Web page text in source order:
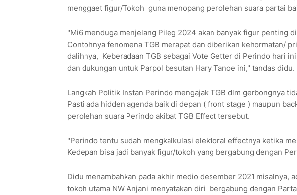
menggaet figur/Tokoh guna menopang perolehan suara partai
"Mi6 menduga menjelang Pileg 2024 akan banyak figur penting
Contohnya fenomena TGB merapat dan diberikan kehormatan/
dalihnya, Keberadaan TGB sebagai Vote Getter di Perindo hari
dan dukungan untuk Parpol besutan Hary Tanoe ini," tandas didu.
Langkah Politik Instan Perindo mengajak TGB dlm gerbongnya
Pasti ada hidden agenda baik di depan ( front stage ) maupun
perolehan suara Perindo akibat TGB Effect tersebut.
"Perindo tentu sudah mengkalkulasi elektoral effectnya ketika
Kedepan bisa jadi banyak figur/tokoh yang bergabung dengan
Didu menambahkan pada akhir medio desember 2021 misalnya,
tokoh utama NW Anjani menyatakan diri bergabung dengan